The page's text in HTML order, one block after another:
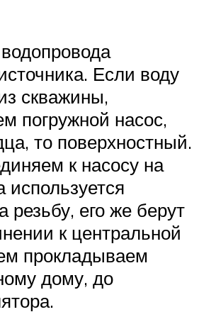
Если воду
скважины,
погружной насос,
то поверхностный.
к насосу на
используется
резьбу, его же берут
к центральной
прокладываем
дому, до